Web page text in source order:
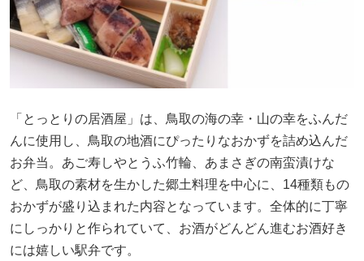
「とっとりの居酒屋」は、鳥取の海の幸・山の幸をふんだ
んに使用し、鳥取の地酒にぴったりなおかずを詰め込んだ
お弁当。あご寿しやとうふ竹輪、あまさぎの南蛮漬けな
ど、鳥取の素材を生かした郷土料理を中心に、14種類もの
おかずが盛り込まれた内容となっています。全体的に丁寧
にしっかりと作られていて、お酒がどんどん進むお酒好き
には嬉しい駅弁です。